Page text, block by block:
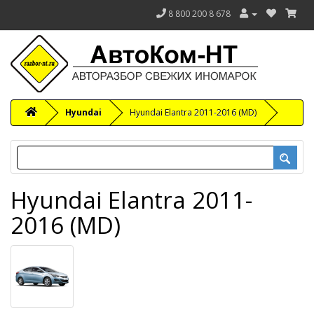
8 800 200 8 678
Hyundai Hyundai Elantra 2011-2016 (MD)
Hyundai Elantra 2011-
2016 (MD)